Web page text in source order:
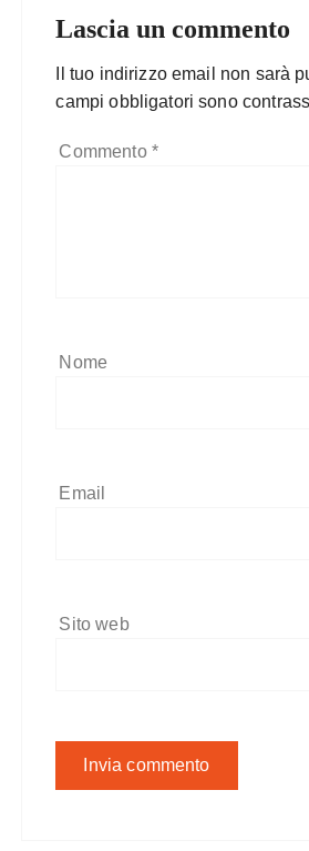
Lascia un commento
Il tuo indirizzo email non sarà
campi obbligatori sono
Commento *
Nome
Email
Sito web